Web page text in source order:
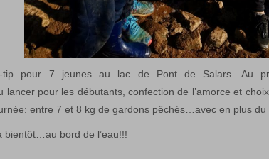
tip pour 7 jeunes au lac de Pont de Salars. Au
lancer pour les débutants, confection de l’amorce et
entre 7 et 8 kg de gardons pêchés…avec en plus du
bientôt…au bord de l’eau!!!